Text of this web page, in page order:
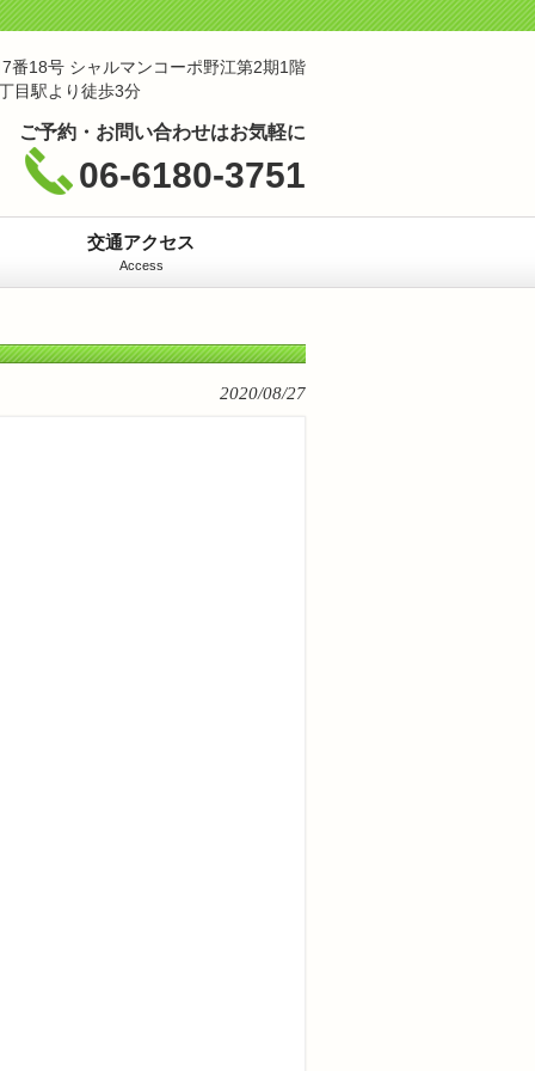
番18号 シャルマンコーポ野江第2期1階
目駅より徒歩3分
ご予約・お問い合わせはお気軽に
06-6180-3751
交通アクセス
Access
2020/08/27